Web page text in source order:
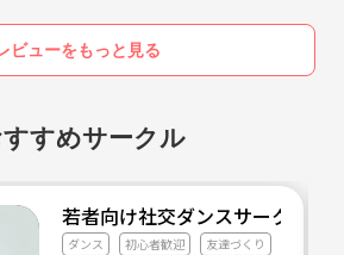
ビューをもっと見る
すめサークル
若者向け社交ダンスサークル
ダンス 初心者歓迎 友達づくり